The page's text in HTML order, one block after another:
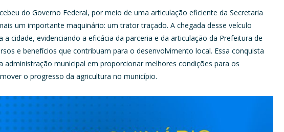
do Governo Federal, por meio de uma articulação eficiente da Secretaria
um importante maquinário: um trator traçado. A chegada desse veículo
a cidade, evidenciando a eficácia da parceria e da articulação da Prefeitura de
e benefícios que contribuam para o desenvolvimento local. Essa conquista
administração municipal em proporcionar melhores condições para os
o progresso da agricultura no município.